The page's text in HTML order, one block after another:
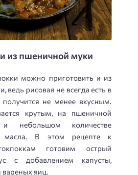
из пшеничной муки
можно приготовить и из
ведь рисовая не всегда есть в
не менее вкусным.
крутым, на пшеничной
небольшом количестве
масла. В этом рецепте к
готовим острый
с добавлением капусты,
вареных яиц.